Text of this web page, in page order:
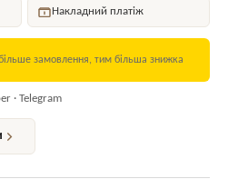
Накладний платіж
замовлення, тим більша знижка
· Telegram